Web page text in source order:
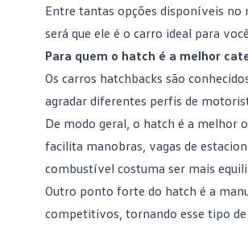
Entre tantas opções disponíveis no
será que ele é o carro ideal para
Para quem o hatch é a melhor
Os carros hatchbacks são
agradar diferentes perfis de
De modo geral, o hatch é a melhor
facilita manobras, vagas de
combustível costuma ser mais
Outro ponto forte do hatch é a
competitivos, tornando esse tipo